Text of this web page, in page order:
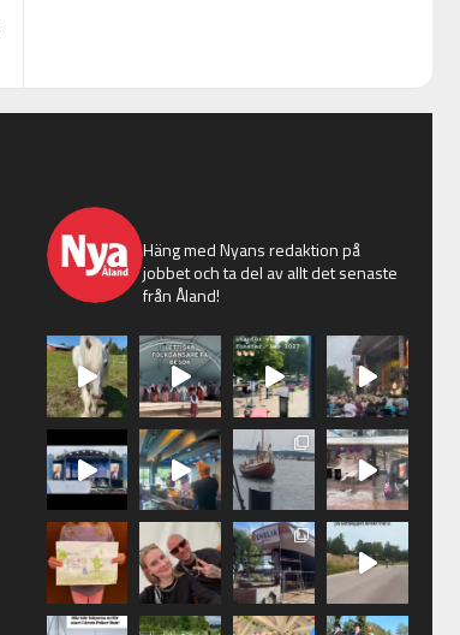
Häng med Nyans redaktion på
jobbet och ta del av allt det senaste
från Åland!